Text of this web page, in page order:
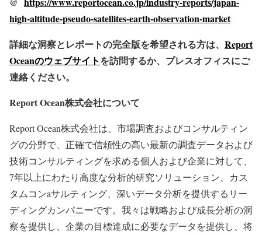
high-altitude-pseudo-satellites-earth-observation-market
詳細な洞察とレポートの完全版を希望される方は、 Report
Oceanのウェブサイトを訪問するか、プレスオフィスにご
連絡ください。
Report Ocean株式会社について
Report Ocean株式会社は、市場調査およびコンサルティン
グの分野で、正確で信頼性の高い最新の調査データおよび
技術コンサルティングを求める個人および企業に対して、
7年以上にわたり高度な分析的研究ソリューション、カス
タムコンaサルティング、深いデータ分析を提供するリー
ディングカンパニーです。我々は戦略および成長分析の洞
察を提供し、企業の目標達成に必要なデータを提供し、将